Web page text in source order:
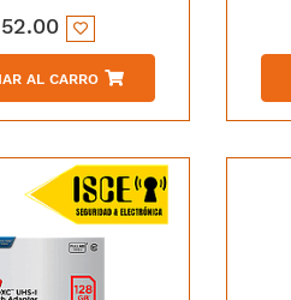
52.00
AL CARRO